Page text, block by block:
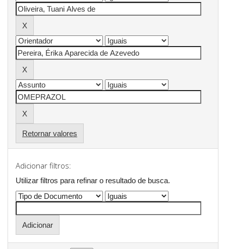
Retornar valores
Adicionar filtros:
Utilizar filtros para refinar o resultado de busca.